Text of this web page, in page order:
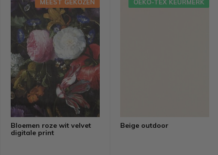
Bloemen roze wit velvet
digitale print
MEEST GEKOZEN
Beige outdoor
OEKO-TEX KEURMERK